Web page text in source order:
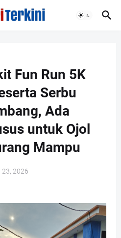
Fun Run 5K
Serbu
Ada
untuk Ojol
Mampu
23, 2026